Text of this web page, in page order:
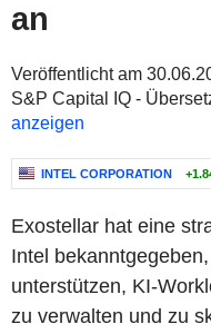
an
Veröffentlicht am
S&P Capital IQ -
anzeigen
INTEL CORPORATION
Exostellar hat eine
Intel
unterstützen, KI-
zu verwalten und zu